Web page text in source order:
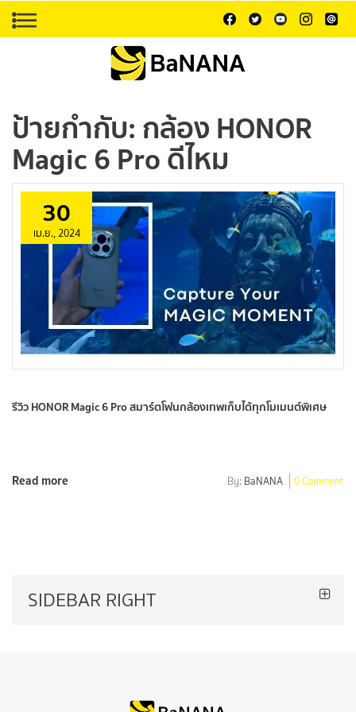
ป้ายกำกับ:กล้อง HONOR
Magic 6 Pro ดีไหม
30
เม.ย., 2024
รีวิว HONOR Magic 6 Pro สมาร์ตโฟนกล้องเทพเก็บได้ทุกโมเมนต์พิเศษ
Read more By: BaNANA 0 Comment
SIDEBAR RIGHT